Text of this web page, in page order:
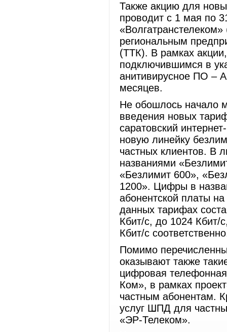
Также акцию для
проводит с 1 мая по
региональным
(ТТК). В рамках
подключившимся в
анитивирусное ПО –
месяцев.
Не обошлось начало
введения новых
саратовский
новую линейку
частных клиентов. В
названиями
«Безлимит 600»,
1200». Цифры в
абонентской платы
данных тарифах
Кбит/с, до 1024 Кбит/
Кбит/с
Помимо
оказывают также
цифровая
Ком», в рамках
частным абонентам.
услуг ШПД для
«ЭР-Телеком».